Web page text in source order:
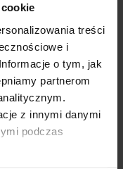
treści
i
o tym, jak
partnerom
z innymi danymi
podczas